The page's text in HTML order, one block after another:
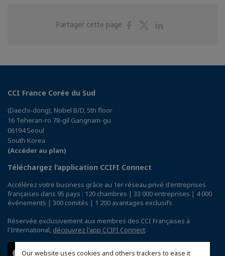
Our website uses cookies and others trackers to ease it
Partager cette page
PartagerPartager
CCI France Corée du Sud
(Daechi-dong), Nobel B/D, 5th floor
16 Teheran-ro 78-gil Gangnam-gu
06194 Seoul
South Korea
(Accéder au plan)
Téléchargez l’application CCIFI Connect
Accélérez votre business grâce au 1er réseau privé d'entreprises
françaises dans 95 pays : 120 chambres | 33 000 entreprises | 4 000
événements | 300 comités | 1 200 avantages exclusifs
Réservée exclusivement aux membres des CCI Françaises à
l'International, découvrez l'app CCIFI Connect.